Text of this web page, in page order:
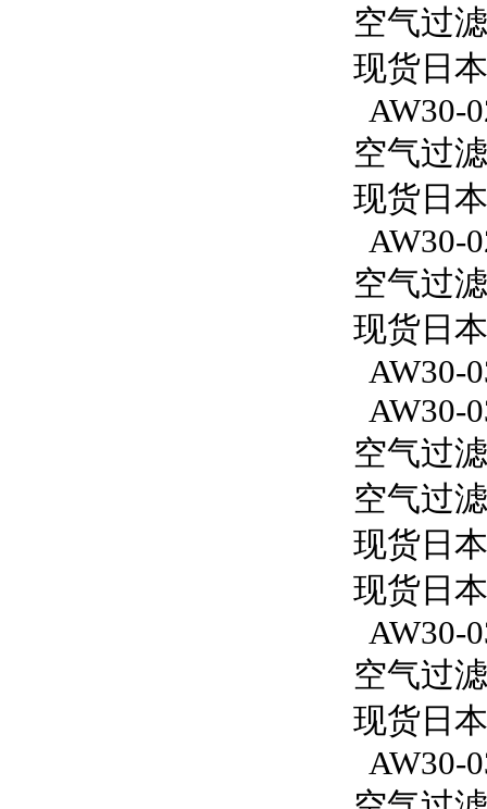
空气过
现货日
AW30-
空气过
现货日
AW30-
空气过
现货日
AW30-
AW30-
空气过
空气过
现货日
现货日
AW30-
空气过
现货日
AW30-